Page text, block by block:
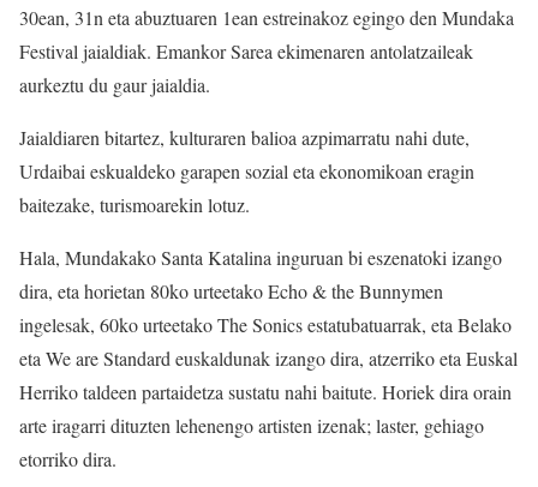
30ean, 31n eta abuztuaren 1ean estreinakoz egingo den Mundaka
Festival jaialdiak. Emankor Sarea ekimenaren antolatzaileak
aurkeztu du gaur jaialdia.
Jaialdiaren bitartez, kulturaren balioa azpimarratu nahi dute,
Urdaibai eskualdeko garapen sozial eta ekonomikoan eragin
baitezake, turismoarekin lotuz.
Hala, Mundakako Santa Katalina inguruan bi eszenatoki izango
dira, eta horietan 80ko urteetako Echo & the Bunnymen
ingelesak, 60ko urteetako The Sonics estatubatuarrak, eta Belako
eta We are Standard euskaldunak izango dira, atzerriko eta Euskal
Herriko taldeen partaidetza sustatu nahi baitute. Horiek dira orain
arte iragarri dituzten lehenengo artisten izenak; laster, gehiago
etorriko dira.